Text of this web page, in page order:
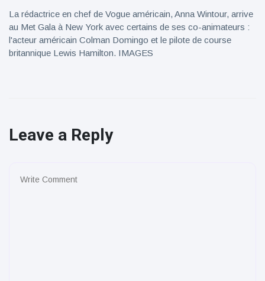
La rédactrice en chef de Vogue américain, Anna Wintour, arrive
au Met Gala à New York avec certains de ses co-animateurs :
l'acteur américain Colman Domingo et le pilote de course
britannique Lewis Hamilton. IMAGES
Leave a Reply